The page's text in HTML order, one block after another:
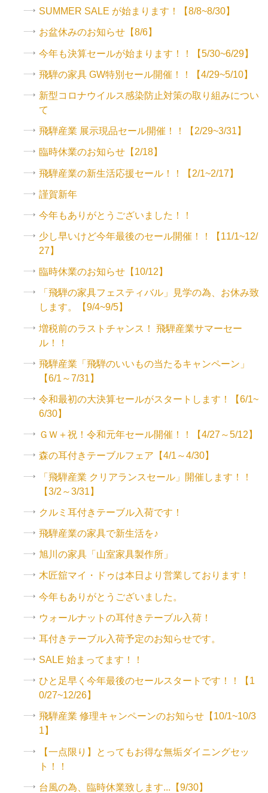
SUMMER SALE が始まります！【8/8~8/30】
お盆休みのお知らせ【8/6】
今年も決算セールが始まります！！【5/30~6/29】
飛騨の家具 GW特別セール開催！！【4/29~5/10】
新型コロナウイルス感染防止対策の取り組みについ
て
飛騨産業 展示現品セール開催！！【2/29~3/31】
臨時休業のお知らせ【2/18】
飛騨産業の新生活応援セール！！【2/1~2/17】
謹賀新年
今年もありがとうございました！！
少し早いけど今年最後のセール開催！！【11/1~12/
27】
臨時休業のお知らせ【10/12】
「飛騨の家具フェスティバル」見学の為、お休み致
します。【9/4~9/5】
増税前のラストチャンス！ 飛騨産業サマーセー
ル！！
飛騨産業「飛騨のいいもの当たるキャンペーン」
【6/1～7/31】
令和最初の大決算セールがスタートします！【6/1~
6/30】
ＧＷ＋祝！令和元年セール開催！！【4/27～5/12】
森の耳付きテーブルフェア【4/1～4/30】
「飛騨産業 クリアランスセール」開催します！！
【3/2～3/31】
クルミ耳付きテーブル入荷です！
飛騨産業の家具で新生活を♪
旭川の家具「山室家具製作所」
木匠舘マイ・ドゥは本日より営業しております！
今年もありがとうございました。
ウォールナットの耳付きテーブル入荷！
耳付きテーブル入荷予定のお知らせです。
SALE 始まってます！！
ひと足早く今年最後のセールスタートです！！【1
0/27~12/26】
飛騨産業 修理キャンペーンのお知らせ【10/1~10/3
1】
【一点限り】とってもお得な無垢ダイニングセッ
ト！！
台風の為、臨時休業致します...【9/30】